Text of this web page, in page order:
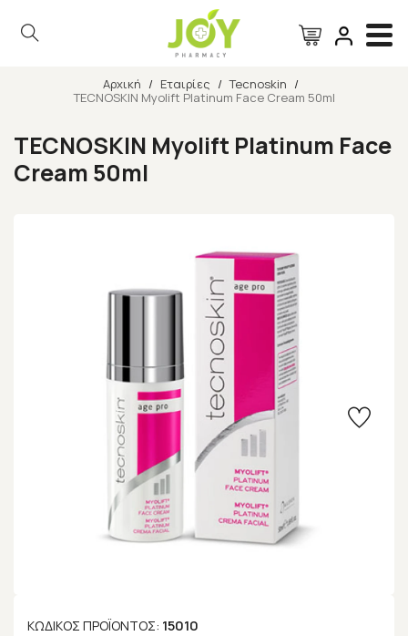
Αναζήτηση
Αρχική / Εταιρίες / Tecnoskin /
TECNOSKIN Myolift Platinum Face Cream 50ml
TECNOSKIN Myolift Platinum Face
Cream 50ml
ΚΩΔΙΚΌΣ ΠΡΟΪΌΝΤΟΣ: 15010